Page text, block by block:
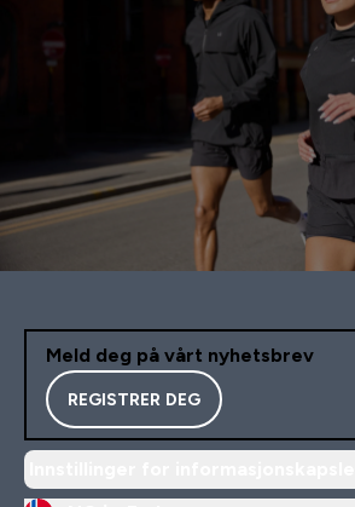
Meld deg på vårt nyhetsbrev
REGISTRER DEG